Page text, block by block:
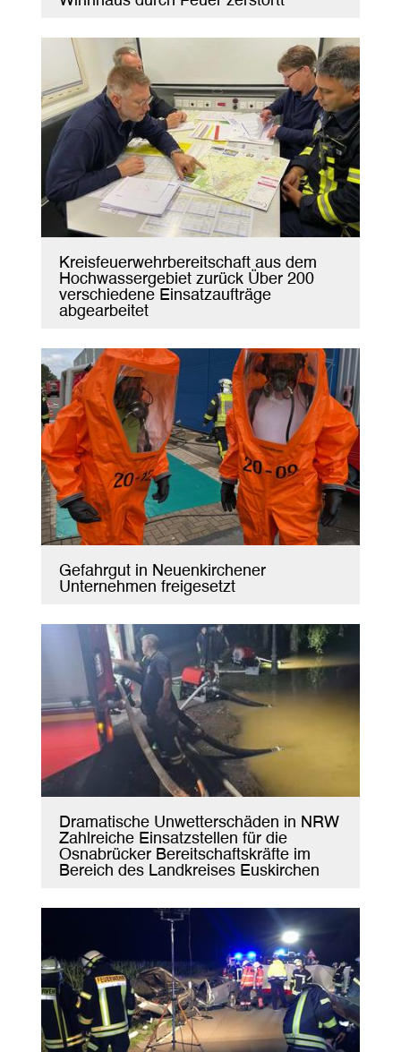
Kreisfeuerwehrbereitschaft aus dem
Hochwassergebiet zurück Über 200
verschiedene Einsatzaufträge
abgearbeitet
Gefahrgut in Neuenkirchener
Unternehmen freigesetzt
Dramatische Unwetterschäden in NRW
Zahlreiche Einsatzstellen für die
Osnabrücker Bereitschaftskräfte im
Bereich des Landkreises Euskirchen